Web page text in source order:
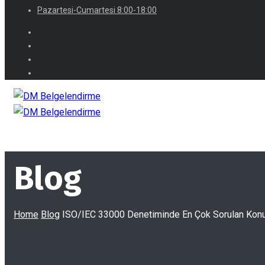
Pazartesi-Cumartesi 8:00-18:00
Blog
Home Blog ISO/IEC 33000 Denetiminde En Çok Sorulan